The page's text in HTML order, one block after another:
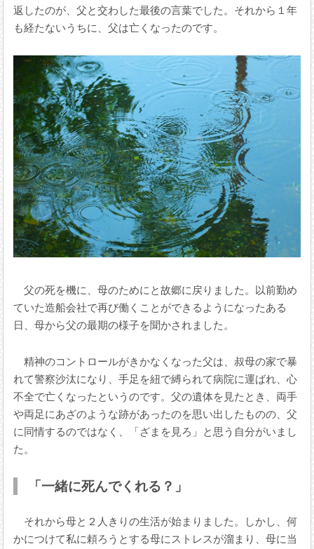
返したのが、父と交わした最後の言葉でした。それから１年
も経たないうちに、父は亡くなったのです。
父の死を機に、母のためにと故郷に戻りました。以前勤め
ていた造船会社で再び働くことができるようになったある
日、母から父の最期の様子を聞かされました。
精神のコントロールがきかなくなった父は、叔母の家で暴
れて警察沙汰になり、手足を紐で縛られて病院に運ばれ、心
不全で亡くなったというのです。父の遺体を見たとき、両手
や両足にあざのような跡があったのを思い出したものの、父
に同情するのではなく、「ざまを見ろ」と思う自分がいまし
た。
「一緒に死んでくれる？」
それから母と２人きりの生活が始まりました。しかし、何
かにつけて私に頼ろうとする母にストレスが溜まり、母に当